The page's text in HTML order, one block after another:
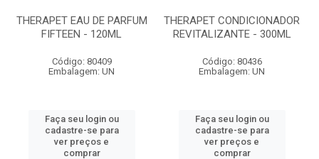
THERAPET EAU DE PARFUM
FIFTEEN - 120ML
Código: 80409
Embalagem: UN
Faça seu login ou
cadastre-se para
ver preços e
comprar
THERAPET CONDICIONADOR
REVITALIZANTE - 300ML
Código: 80436
Embalagem: UN
Faça seu login ou
cadastre-se para
ver preços e
comprar